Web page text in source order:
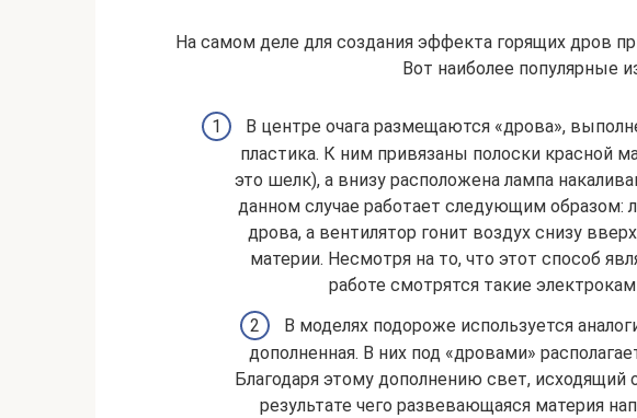
На самом деле для создания эффекта горящих дров
Вот наиболее популярные
В центре очага размещаются «дрова»,
пластика. К ним привязаны полоски красной
это шелк), а внизу расположена лампа
данном случае работает следующим образом:
дрова, а вентилятор гонит воздух снизу
материи. Несмотря на то, что этот способ
работе смотрятся такие
В моделях подороже используется
дополненная. В них под «дровами»
Благодаря этому дополнению свет, исходящий
результате чего развевающаяся материя